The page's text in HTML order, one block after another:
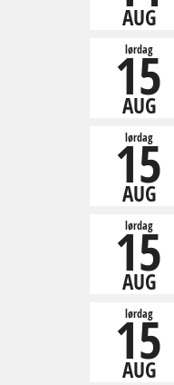
AUG
lørdag
15
AUG
lørdag
15
AUG
lørdag
15
AUG
lørdag
15
AUG